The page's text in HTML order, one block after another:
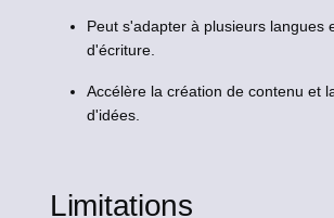
Peut s'adapter à plusieurs langues
d'écriture.
Accélère la création de contenu et
d'idées.
Limitations